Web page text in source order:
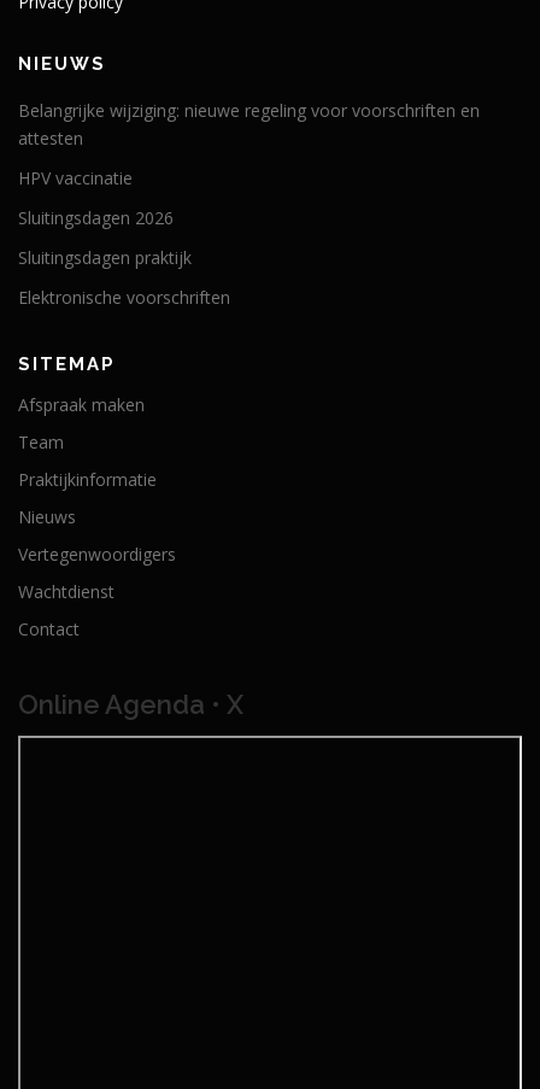
NIEUWS
Belangrijke wijziging: nieuwe regeling voor voorschriften en
attesten
HPV vaccinatie
Sluitingsdagen 2026
Sluitingsdagen praktijk
Elektronische voorschriften
SITEMAP
Afspraak maken
Team
Praktijkinformatie
Nieuws
Vertegenwoordigers
Wachtdienst
Contact
Online Agenda • X